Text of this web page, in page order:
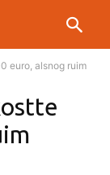
euro, alsnog ruim